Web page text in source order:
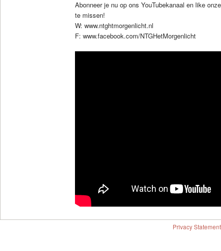
Abonneer je nu op ons YouTubekanaal en like
te missen!
W: www.ntghtmorgenlicht.nl
F: www.facebook.com/NTGHetMorgenlicht
Privacy Statement